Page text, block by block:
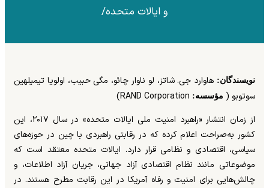
و ایالات متحده/
نویسندگان: هاوارد جی. شاتز، لو ناوار چائو، مگی حبیب، اولویا تیمیلهین
سوتوبو ( مؤسسه:
از زمان انتشار «راهبرد امنیت ملی ایالات متحده» در سال ۲۰۱۷، این
کشور به‌صراحت اعلام کرده که در رقابتی راهبردی با چین در حوزه‌های
سیاسی، اقتصادی و نظامی قرار دارد. ایالات متحده معتقد است که
موضوعاتی مانند نظام اقتصادی آزاد جهانی، جریان آزاد اطلاعات، و
چالش‌هایی برای امنیت و رفاه آمریکا در این رقابت مطرح هستند. در